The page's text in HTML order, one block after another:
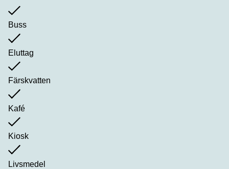
Buss
Eluttag
Färskvatten
Kafé
Kiosk
Livsmedel